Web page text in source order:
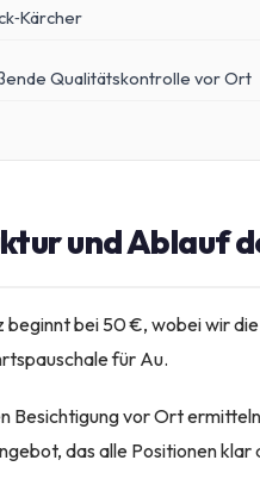
Qualitätskontrolle vor Ort
und Ablauf
beginnt bei 50 €, wobei wir
für Au.
Besichtigung vor Ort
das alle Positionen klar